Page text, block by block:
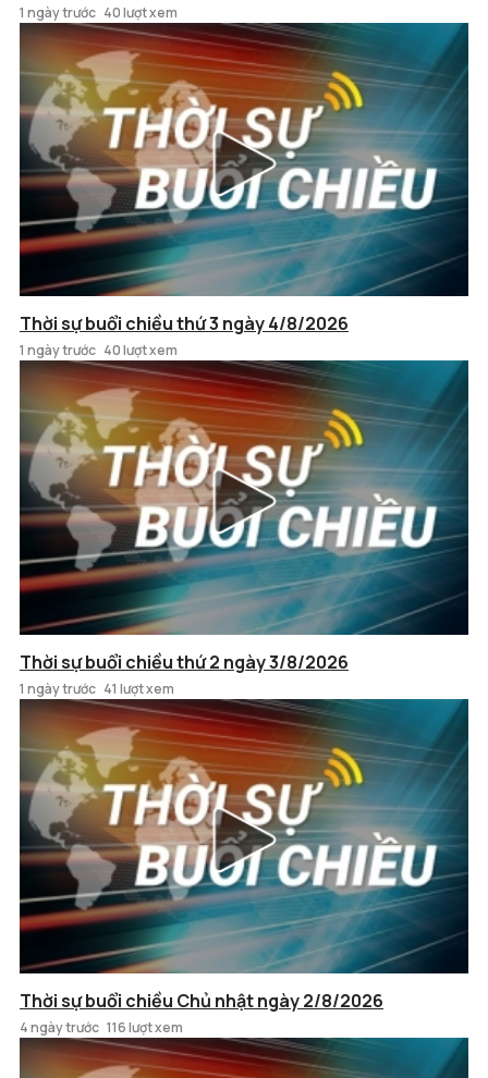
1 ngày trước 40 lượt xem
Thời sự buổi chiều thứ 3 ngày 4/8/2026
1 ngày trước 40 lượt xem
Thời sự buổi chiều thứ 2 ngày 3/8/2026
1 ngày trước 41 lượt xem
Thời sự buổi chiều Chủ nhật ngày 2/8/2026
4 ngày trước 116 lượt xem